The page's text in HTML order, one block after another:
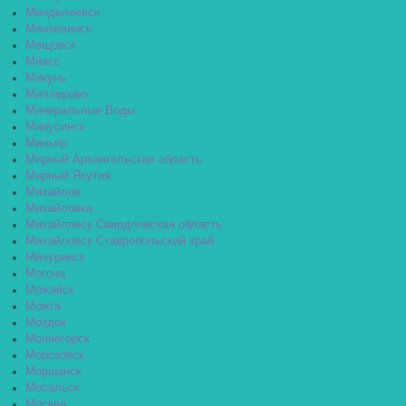
Менделеевск
Мензелинск
Мещовск
Миасс
Микунь
Миллерово
Минеральные Воды
Минусинск
Миньяр
Мирный Архангельская область
Мирный Якутия
Михайлов
Михайловка
Михайловск Свердловская область
Михайловск Ставропольский край
Мичуринск
Могоча
Можайск
Можга
Моздок
Мончегорск
Морозовск
Моршанск
Мосальск